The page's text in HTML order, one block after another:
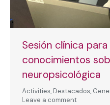
Sesión clínica
conocimientos
neuropsicológica
Activities, Destacados,
Leave a comment